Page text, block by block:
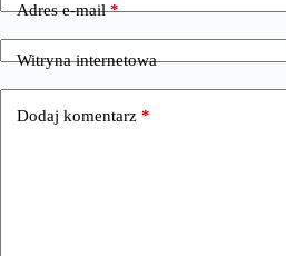
Adres e-mail*
Witryna internetowa
Dodaj komentarz *